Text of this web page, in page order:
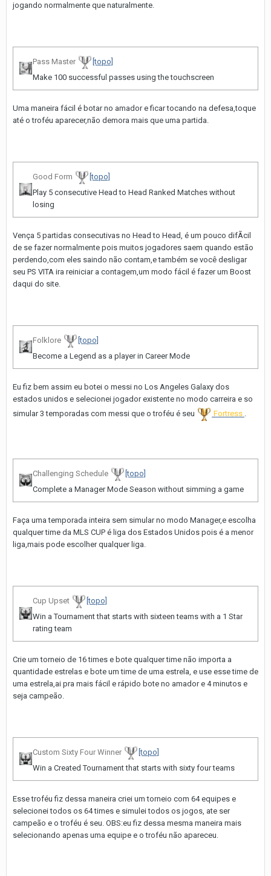
jogando normalmente que naturalmente.
Pass Master
[topo]
Make 100 successful passes using the touchscreen
Uma maneira fácil é botar no amador e ficar tocando na defesa,toque
até o troféu aparecer,não demora mais que uma partida.
Good Form
[topo]
Play 5 consecutive Head to Head Ranked Matches without
losing
Vença 5 partidas consecutivas no Head to Head, é um pouco difÃ­cil
de se fazer normalmente pois muitos jogadores saem quando estão
perdendo,com eles saindo não contam,e também se você desligar
seu PS VITA ira reiniciar a contagem,um modo fácil é fazer um Boost
daqui do site.
Folklore
[topo]
Become a Legend as a player in Career Mode
Eu fiz bem assim eu botei o messi no Los Angeles Galaxy dos
estados unidos e selecionei jogador existente no modo carreira e so
simular 3 temporadas com messi que o troféu é seu
Fortress .
Challenging Schedule
[topo]
Complete a Manager Mode Season without simming a game
Faça uma temporada inteira sem simular no modo Manager,e escolha
qualquer time da MLS CUP é liga dos Estados Unidos pois é a menor
liga,mais pode escolher qualquer liga.
Cup Upset
[topo]
Win a Tournament that starts with sixteen teams with a 1 Star
rating team
Crie um torneio de 16 times e bote qualquer time não importa a
quantidade estrelas e bote um time de uma estrela, e use esse time de
uma estrela,ai pra mais fácil e rápido bote no amador e 4 minutos e
seja campeão.
Custom Sixty Four Winner
[topo]
Win a Created Tournament that starts with sixty four teams
Esse troféu fiz dessa maneira criei um torneio com 64 equipes e
selecionei todos os 64 times e simulei todos os jogos, ate ser
campeão e o troféu é seu. OBS:eu fiz dessa mesma maneira mais
selecionando apenas uma equipe e o troféu não apareceu.